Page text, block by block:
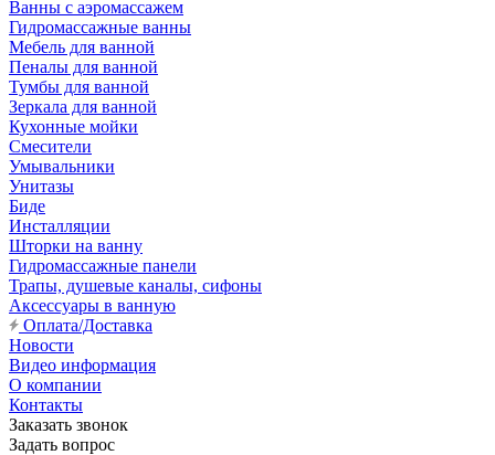
Ванны с аэромассажем
Гидромассажные ванны
Мебель для ванной
Пеналы для ванной
Тумбы для ванной
Зеркала для ванной
Кухонные мойки
Смесители
Умывальники
Унитазы
Биде
Инсталляции
Шторки на ванну
Гидромассажные панели
Трапы, душевые каналы, сифоны
Аксессуары в ванную
Оплата/Доставка
Новости
Видео информация
О компании
Контакты
Заказать звонок
Задать вопрос